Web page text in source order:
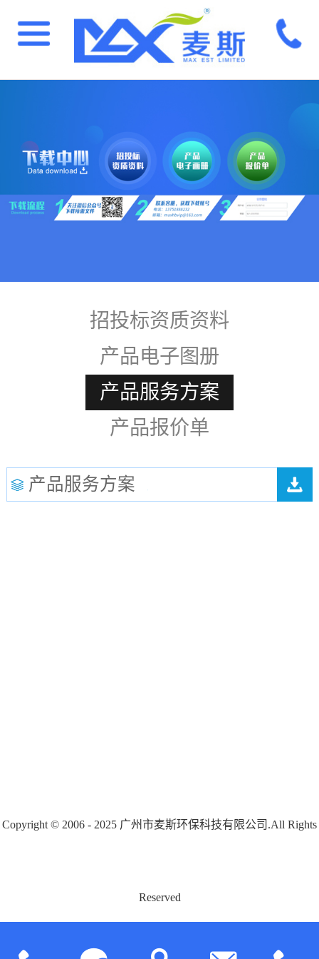
招投标资质资料
产品电子图册
产品服务方案
产品报价单
产品服务方案
Copyright © 2006 - 2025 广州市麦斯环保科技有限公司.All Rights
Reserved